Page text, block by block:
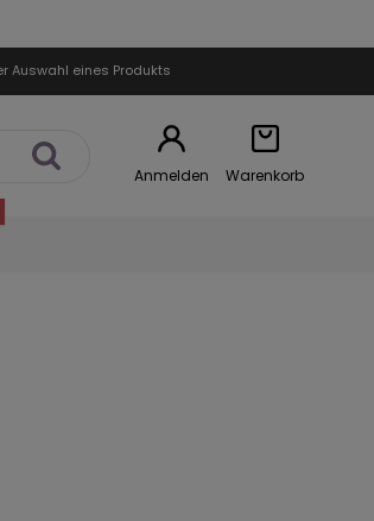
Auswahl eines Produkts
Anmelden Warenkorb